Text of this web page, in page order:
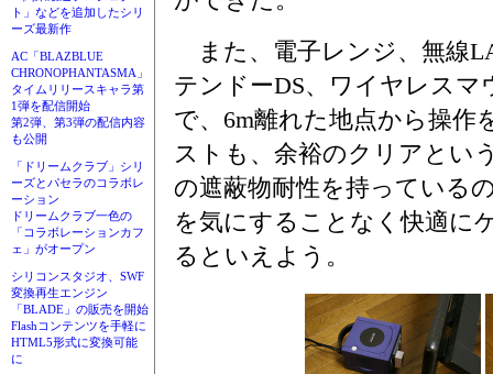
ト」などを追加したシリ
ーズ最新作
AC「BLAZBLUE
CHRONOPHANTASMA」
タイムリリースキャラ第
1弾を配信開始
第2弾、第3弾の配信内容
も公開
「ドリームクラブ」シリ
ーズとパセラのコラボレ
ーション
ドリームクラブ一色の
「コラボレーションカフ
ェ」がオープン
シリコンスタジオ、SWF
変換再生エンジン
「BLADE」の販売を開始
Flashコンテンツを手軽に
HTML5形式に変換可能
に
また、電子レンジ、無線
テンドーDS、ワイヤレス
で、6m離れた地点から操作
ストも、余裕のクリアとい
の遮蔽物耐性を持っている
を気にすることなく快適に
るといえよう。